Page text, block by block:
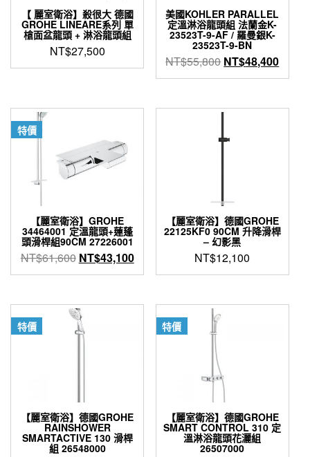
【 麗室衛浴】殺很大 德國
GROHE LINEARE系列 單
槍面盆龍頭 + 淋浴龍頭組
NT$27,500
美國KOHLER PARALLEL
定溫淋浴龍頭組 法蘭金K-
23523T-9-AF / 羅曼銀K-
23523T-9-BN
NT$55,800 原
始
格：
NT$48,400目
前
格：
特價
【麗室衛浴】GROHE
34464001 定溫龍頭+蓮蓬
頭滑桿組90CM 27226001
NT$61,600 原
始
格：
NT$61,600。
NT$43,100目
前
格：
NT$43,100。
【麗室衛浴】德國GROHE
22125KF0 90CM 升降滑桿
– 幻影黑
NT$12,100
特價
【麗室衛浴】德國GROHE
RAINSHOWER
SMARTACTIVE 130 滑桿
組 26548000
特價
【麗室衛浴】德國GROHE
SMART CONTROL 310 定
溫淋浴龍頭花灑組
26507000